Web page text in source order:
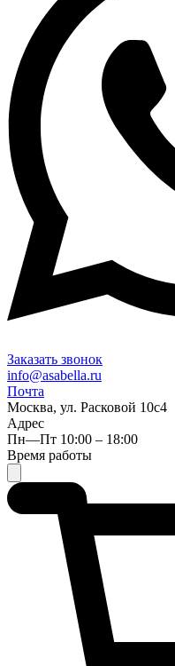
Заказать звонок
info@asabella.ru
Почта
Москва, ул. Расковой 10с4
Адрес
Пн—Пт 10:00 – 18:00
Время работы